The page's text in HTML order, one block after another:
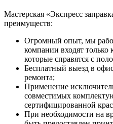
Мастерская «Экспресс
преимуществ:
Огромный опыт, мы
компании входят
которые справятся с
Бесплатный выезд в
ремонта;
Применение
совместимых
сертифицированной
При необходимости на